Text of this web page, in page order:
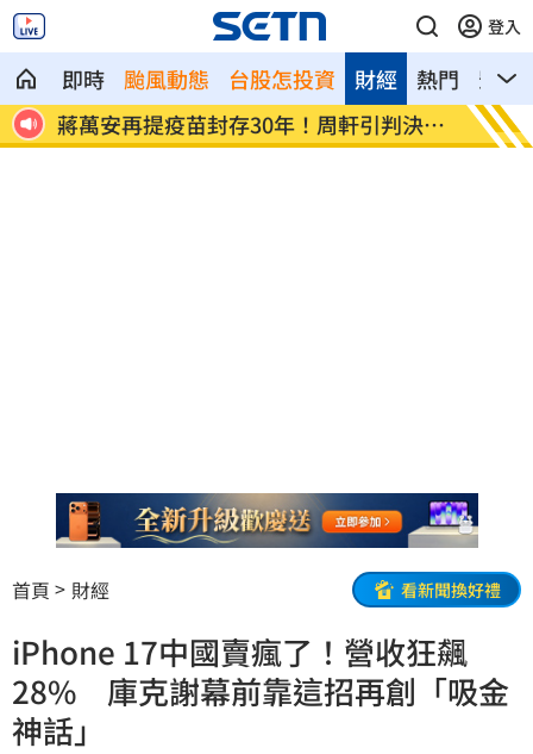
登入
即時 颱風動態 台股怎投資 熱門 影音
財經
動 蔣萬安再提疫苗封存30年！周軒引判決開
酸
2026
首頁 財經 看新聞換好禮
iPhone 17中國賣瘋了！營收狂飆
28% 庫克謝幕前靠這招再創「吸金
神話」